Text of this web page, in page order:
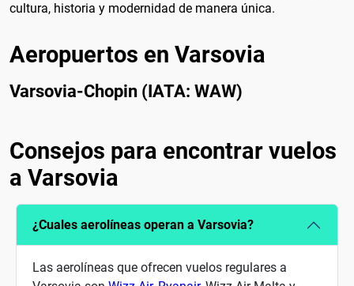
cultura, historia y modernidad de manera única.
Aeropuertos en Varsovia
Varsovia-Chopin (IATA: WAW)
Consejos para encontrar vuelos
a Varsovia
¿Cuales aerolíneas operan a Varsovia?
Las aerolíneas que ofrecen vuelos regulares a